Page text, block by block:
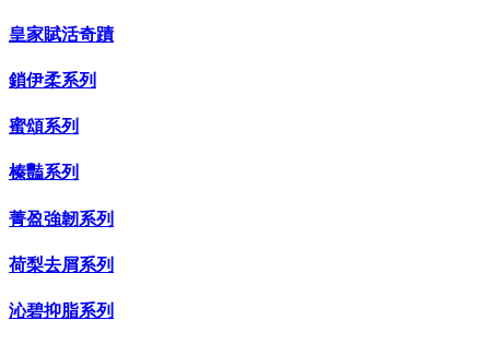
皇家賦活奇蹟
鎖伊柔系列
蜜頌系列
榛豔系列
菁盈強韌系列
荷梨去屑系列
沁碧抑脂系列